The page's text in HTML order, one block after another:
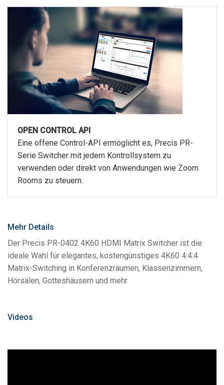
OPEN CONTROL API
Eine offene Control-API ermöglicht es, Precis PR-
Serie Switcher mit jedem Kontrollsystem zu
verwenden oder direkt von Anwendungen wie Zoom
Rooms zu steuern.
Mehr Details
Der Precis PR-0402 4K60 HDMI Matrix Switcher ist die
ideale Wahl für elegantes, kostengünstiges 4K60 4:4:4
Matrix-Switching in Konferenzräumen, Klassenzimmern,
Hörsälen, Gotteshäusern und mehr.
Videos